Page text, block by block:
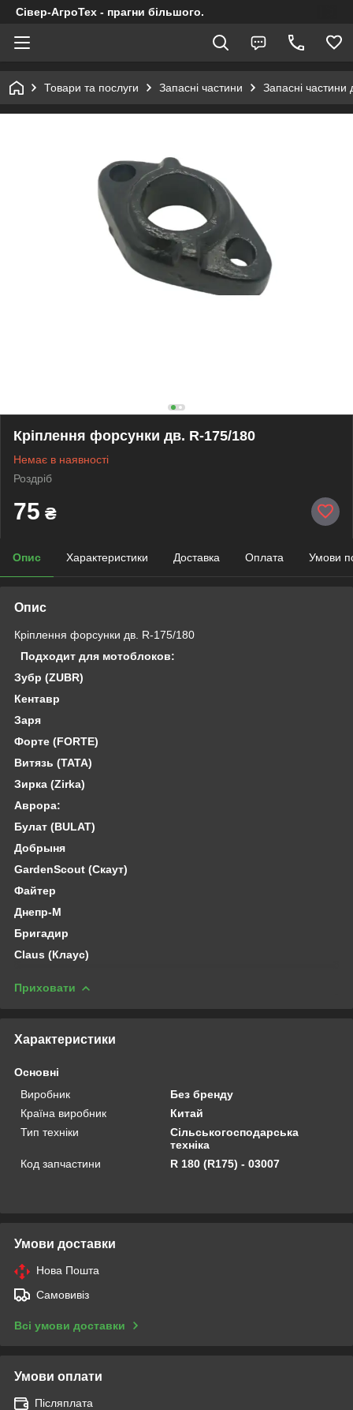
Сівер-АгроТех - прагни більшого.
Товари та послуги Запасні частини Запасні частини
Кріплення форсунки дв. R-175/180
Немає в наявності
Роздріб
75 ₴
Опис Характеристики Доставка Оплата Умови
Опис
Кріплення форсунки дв. R-175/180
Подходит для мотоблоков:
Зубр (ZUBR)
Кентавр
Заря
Форте (FORTE)
Витязь (ТАТА)
Зирка (Zirka)
Аврора:
Булат (BULAT)
Добрыня
GardenScout (Скаут)
Файтер
Днепр-М
Бригадир
Claus (Клаус)
Приховати
Характеристики
Основні
Виробник
Без бренду
Країна виробник
Китай
Тип техніки
Сільськогосподарська
техніка
Код запчастини
R 180 (R175) - 03007
Умови доставки
Нова Пошта
Самовивіз
Всі умови доставки
Умови оплати
Післяплата